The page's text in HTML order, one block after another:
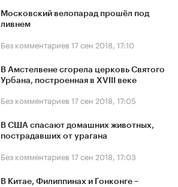
Московский велопарад прошёл под
ливнем
Без комментариев 17 сен 2018, 17:10
В Амстелвене сгорела церковь Святого
Урбана, построенная в XVIII веке
Без комментариев 17 сен 2018, 17:05
В США спасают домашних животных,
пострадавших от урагана
Без комментариев 17 сен 2018, 17:03
В Китае, Филиппинах и Гонконге –